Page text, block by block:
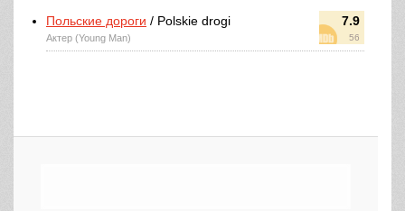
7.9
56
Польские дороги / Polskie drogi
Актер (Young Man)